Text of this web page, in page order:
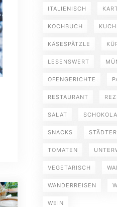
ITALIENISCH
KOCHBUCH
KÄSESPÄTZLE
LESENSWERT
OFENGERICHTE
RESTAURANT
SALAT
SNACKS
TOMATEN
VEGETARISCH
WANDERREISEN
WEIN